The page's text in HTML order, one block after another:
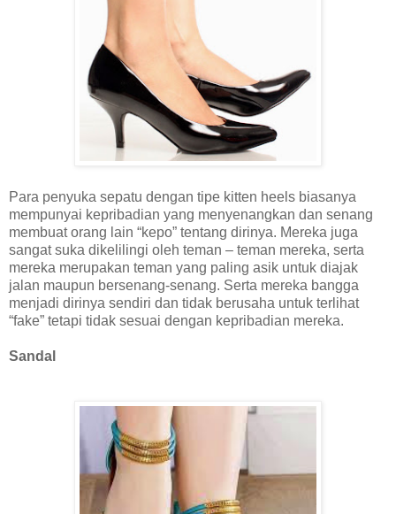
Para penyuka sepatu dengan tipe kitten heels biasanya
mempunyai kepribadian yang menyenangkan dan senang
membuat orang lain “kepo” tentang dirinya. Mereka juga
sangat suka dikelilingi oleh teman – teman mereka, serta
mereka merupakan teman yang paling asik untuk diajak
jalan maupun bersenang-senang. Serta mereka bangga
menjadi dirinya sendiri dan tidak berusaha untuk terlihat
“fake” tetapi tidak sesuai dengan kepribadian mereka.
Sandal